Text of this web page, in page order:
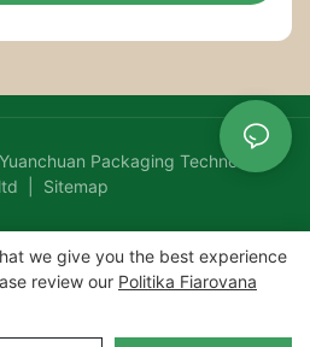
Packaging Technology
|
Sitemap
we give you the best experience
review our Politika Fiarovana